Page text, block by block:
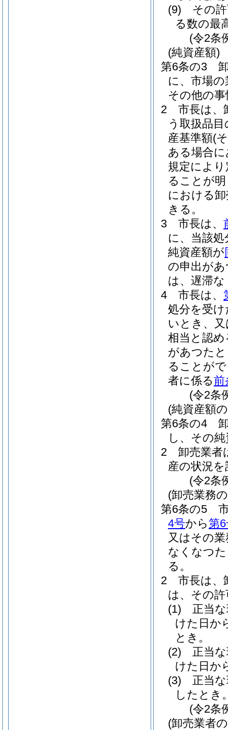
(9)
その
る数の最
(令2条
(純資産額)
第6条の3
に、市場
その他の
2
市長は、
う取扱品
産基準額(
ある場合
規定によ
ることが
における
きる。
3
市長は、
に、当該
純資産額が
の申出が
は、遅滞
4
市長は、
処分を受
いとき、
相当と認
があつた
ることが
者に係る前
(令2条
(純資産額
第6条の4
し、その
2
卸売業者
産の状況
(令2条
(卸売業務
第6条の5
4号から第
又はその
なくなつ
る。
2
市長は、
は、その
(1)
正当
けた日か
とき。
(2)
正当
けた日か
(3)
正当
したとき
(令2条
(卸売業者